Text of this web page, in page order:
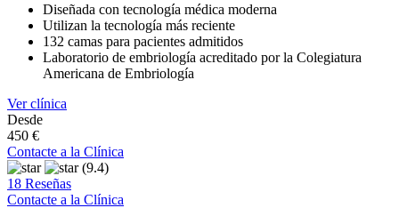
Diseñada con tecnología médica moderna
Utilizan la tecnología más reciente
132 camas para pacientes admitidos
Laboratorio de embriología acreditado por la Colegiatura
Americana de Embriología
Ver clínica
Desde
450 €
Contacte a la Clínica
(9.4)
18 Reseñas
Contacte a la Clínica